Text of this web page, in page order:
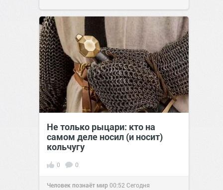
Не только рыцари: кто на
самом деле носил (и носит)
кольчугу
0 0
Человек познаёт мир00:52 Сегодня